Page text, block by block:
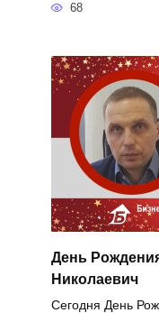
68
День
Николаевич
Сегодня День